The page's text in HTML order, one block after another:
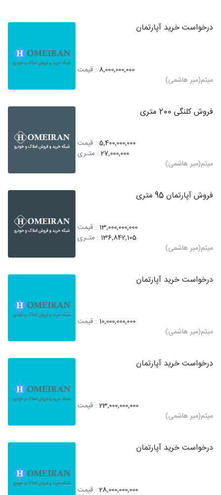
درخواست خرید آپارتمان
8,000,000,000 : قیمت
میثم(میر هاشمی)
فروش کلنگی 200 متری
5,400,000,000 : قیمت
27,000,000 : متـری
میثم(میر هاشمی)
فروش آپارتمان 95 متری
13,000,000,000 : قیمت
136,842,105 : متـری
میثم(میر هاشمی)
درخواست خرید آپارتمان
10,000,000,000 : قیمت
میثم(میر هاشمی)
درخواست خرید آپارتمان
23,000,000,000 : قیمت
میثم(میر هاشمی)
درخواست خرید آپارتمان
28,000,000,000 : قیمت